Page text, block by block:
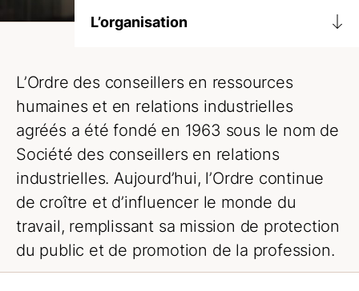
L’organisation
L’avenir est humain
Démarche
Notre équipe
Faire carrière à l’Ordre
Historique
L’Ordre des conseillers en ressources
humaines et en relations industrielles
agréés a été fondé en 1963 sous le nom de
Société des conseillers en relations
industrielles. Aujourd’hui, l’Ordre continue
de croître et d’influencer le monde du
travail, remplissant sa mission de protection
du public et de promotion de la profession.